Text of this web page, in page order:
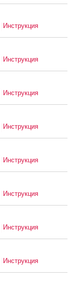
Инструкция
Инструкция
Инструкция
Инструкция
Инструкция
Инструкция
Инструкция
Инструкция